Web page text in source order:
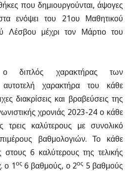
που δημιουργούνται, άψογες
ενόψει του 21ου Μαθητικού
Λέσβου μέχρι τον Μάρτιο του
ο διπλός χαρακτήρας των
χαρακτήρα του κάθε
διακρίσεις και βραβεύσεις της
χρονιάς 2023-24 ο κάθε
τρεις καλύτερους με συνολικό
βαθμολογιών.Το κάθε
στους 6 καλύτερους της τελικής
ο 1ος6 βαθμούς, ο 2ος 5 βαθμούς